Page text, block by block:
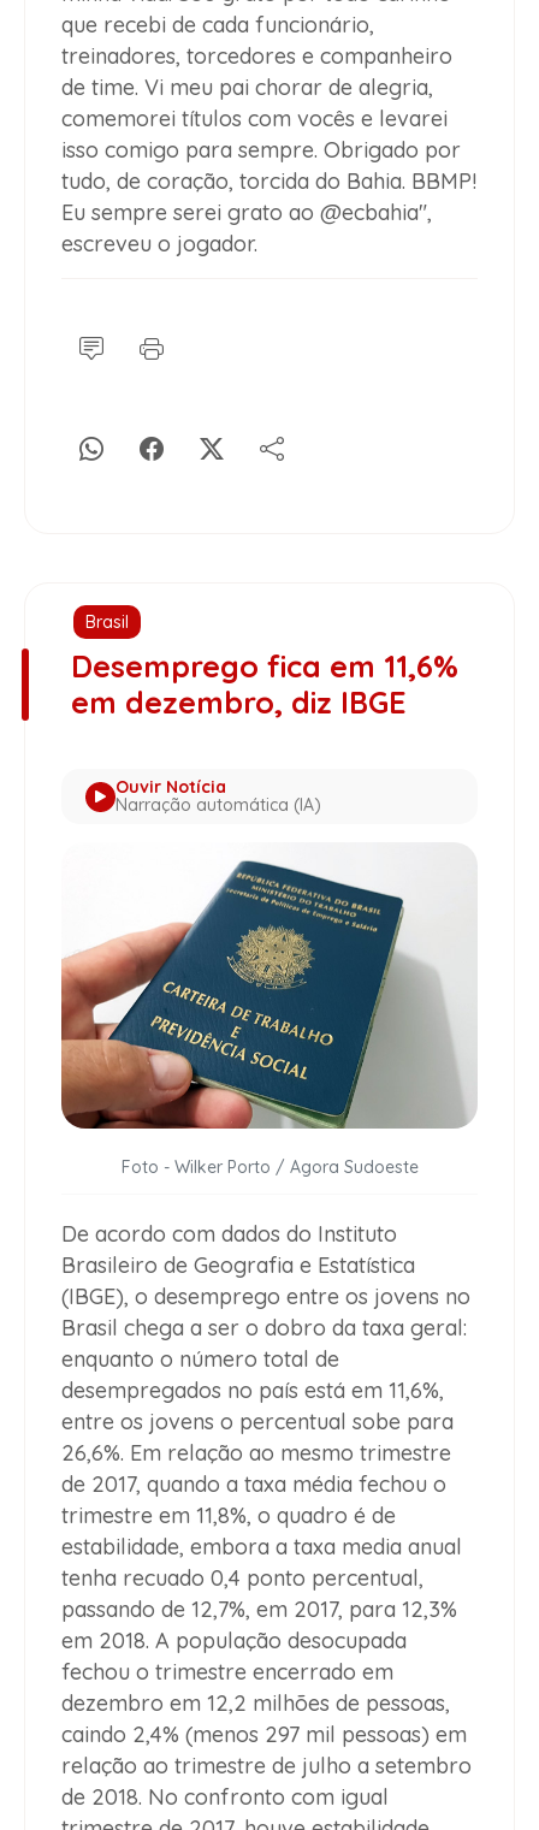
que recebi de cada funcionário,
treinadores, torcedores e companheiro
de time. Vi meu pai chorar de alegria,
comemorei títulos com vocês e levarei
isso comigo para sempre. Obrigado por
tudo, de coração, torcida do Bahia. BBMP!
Eu sempre serei grato ao @ecbahia",
escreveu o jogador.
Brasil
Desemprego fica em 11,6%
em dezembro, diz IBGE
Ouvir Notícia
Narração automática (IA)
Foto - Wilker Porto / Agora Sudoeste
De acordo com dados do Instituto
Brasileiro de Geografia e Estatística
(IBGE), o desemprego entre os jovens no
Brasil chega a ser o dobro da taxa geral:
enquanto o número total de
desempregados no país está em 11,6%,
entre os jovens o percentual sobe para
26,6%. Em relação ao mesmo trimestre
de 2017, quando a taxa média fechou o
trimestre em 11,8%, o quadro é de
estabilidade, embora a taxa media anual
tenha recuado 0,4 ponto percentual,
passando de 12,7%, em 2017, para 12,3%
em 2018. A população desocupada
fechou o trimestre encerrado em
dezembro em 12,2 milhões de pessoas,
caindo 2,4% (menos 297 mil pessoas) em
relação ao trimestre de julho a setembro
de 2018. No confronto com igual